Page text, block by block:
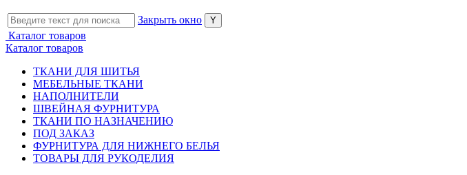
Закрыть окно
Каталог товаров
Каталог товаров
ТКАНИ ДЛЯ ШИТЬЯ
МЕБЕЛЬНЫЕ ТКАНИ
НАПОЛНИТЕЛИ
ШВЕЙНАЯ ФУРНИТУРА
ТКАНИ ПО НАЗНАЧЕНИЮ
ПОД ЗАКАЗ
ФУРНИТУРА ДЛЯ НИЖНЕГО БЕЛЬЯ
ТОВАРЫ ДЛЯ РУКОДЕЛИЯ